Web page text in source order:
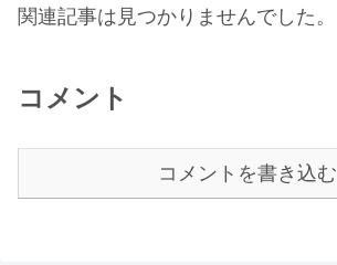
関連記事は見つかりませんでした。
コメント
コメントを書き込む